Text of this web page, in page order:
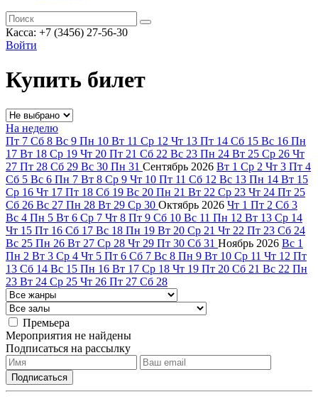
Касса: +7 (3456) 27-56-30
Войти
Купить билет
На неделю
Пт 7 Сб 8 Вс 9 Пн 10 Вт 11 Ср 12 Чт 13 Пт 14 Сб 15 Вс 16 Пн
17 Вт 18 Ср 19 Чт 20 Пт 21 Сб 22 Вс 23 Пн 24 Вт 25 Ср 26 Чт
27 Пт 28 Сб 29 Вс 30 Пн 31 Сентябрь 2026 Вт 1 Ср 2 Чт 3 Пт 4
Сб 5 Вс 6 Пн 7 Вт 8 Ср 9 Чт 10 Пт 11 Сб 12 Вс 13 Пн 14 Вт 15
Ср 16 Чт 17 Пт 18 Сб 19 Вс 20 Пн 21 Вт 22 Ср 23 Чт 24 Пт 25
Сб 26 Вс 27 Пн 28 Вт 29 Ср 30 Октябрь 2026 Чт 1 Пт 2 Сб 3
Вс 4 Пн 5 Вт 6 Ср 7 Чт 8 Пт 9 Сб 10 Вс 11 Пн 12 Вт 13 Ср 14
Чт 15 Пт 16 Сб 17 Вс 18 Пн 19 Вт 20 Ср 21 Чт 22 Пт 23 Сб 24
Вс 25 Пн 26 Вт 27 Ср 28 Чт 29 Пт 30 Сб 31 Ноябрь 2026 Вс 1
Пн 2 Вт 3 Ср 4 Чт 5 Пт 6 Сб 7 Вс 8 Пн 9 Вт 10 Ср 11 Чт 12 Пт
13 Сб 14 Вс 15 Пн 16 Вт 17 Ср 18 Чт 19 Пт 20 Сб 21 Вс 22 Пн
23 Вт 24 Ср 25 Чт 26 Пт 27 Сб 28
Премьера
Мероприятия не найдены
Подписаться на рассылку